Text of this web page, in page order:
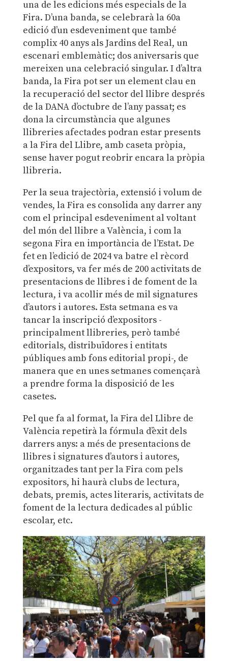
una de les edicions més especials de la
Fira. D’una banda, se celebrarà la 60a
edició d’un esdeveniment que també
complix 40 anys als Jardins del Real, un
escenari emblemàtic; dos aniversaris que
mereixen una celebració singular. I d’altra
banda, la Fira pot ser un element clau en
la recuperació del sector del llibre després
de la DANA d’octubre de l’any passat; es
dona la circumstància que algunes
llibreries afectades podran estar presents
a la Fira del Llibre, amb caseta pròpia,
sense haver pogut reobrir encara la pròpia
llibreria.
Per la seua trajectòria, extensió i volum de
vendes, la Fira es consolida any darrer any
com el principal esdeveniment al voltant
del món del llibre a València, i com la
segona Fira en importància de l’Estat. De
fet en l’edició de 2024 va batre el rècord
d’expositors, va fer més de 200 activitats de
presentacions de llibres i de foment de la
lectura, i va acollir més de mil signatures
d’autors i autores. Esta setmana es va
tancar la inscripció d’expositors -
principalment llibreries, però també
editorials, distribuïdores i entitats
públiques amb fons editorial propi-, de
manera que en unes setmanes començarà
a prendre forma la disposició de les
casetes.
Pel que fa al format, la Fira del Llibre de
València repetirà la fórmula d’èxit dels
darrers anys: a més de presentacions de
llibres i signatures d’autors i autores,
organitzades tant per la Fira com pels
expositors, hi haurà clubs de lectura,
debats, premis, actes literaris, activitats de
foment de la lectura dedicades al públic
escolar, etc.